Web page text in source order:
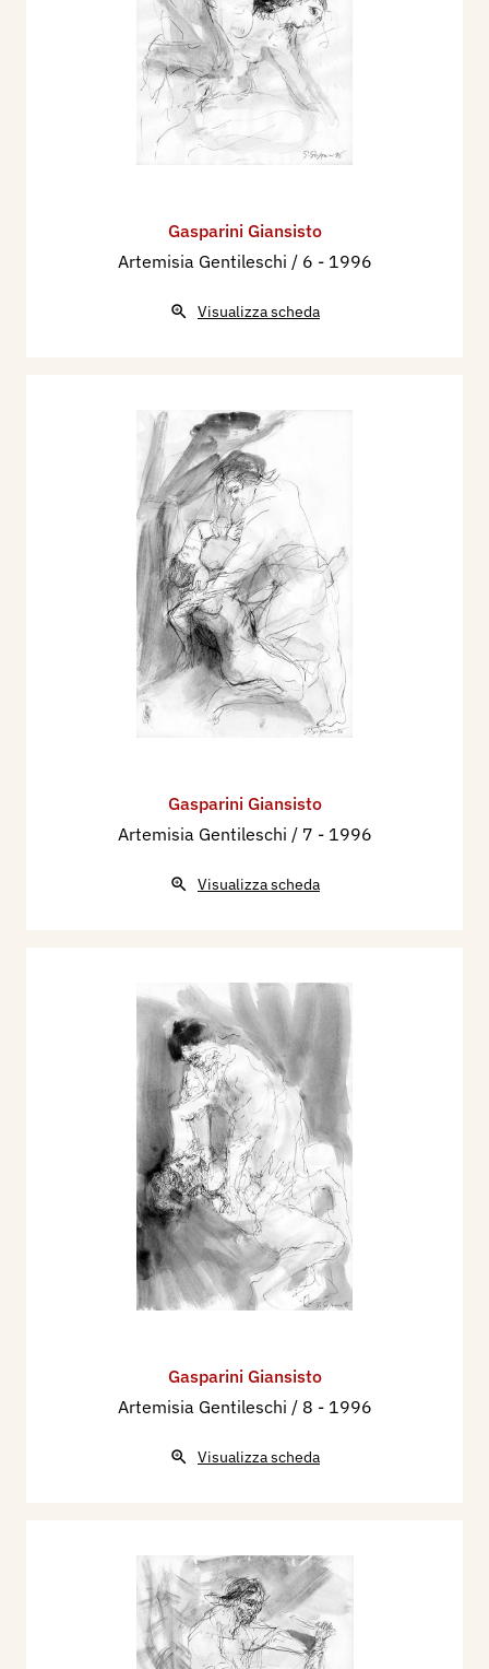
Gasparini Giansisto
Artemisia Gentileschi / 6 - 1996
Visualizza scheda
Gasparini Giansisto
Artemisia Gentileschi / 7 - 1996
Visualizza scheda
Gasparini Giansisto
Artemisia Gentileschi / 8 - 1996
Visualizza scheda